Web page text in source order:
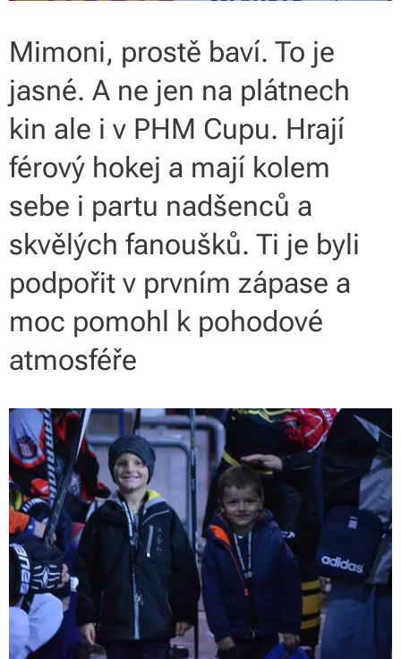
Mimoni, prostě baví. To je
jasné. A ne jen na plátnech
kin ale i v PHM Cupu. Hrají
férový hokej a mají kolem
sebe i partu nadšenců a
skvělých fanoušků. Ti je byli
podpořit v prvním zápase a
moc pomohl k pohodové
atmosféře